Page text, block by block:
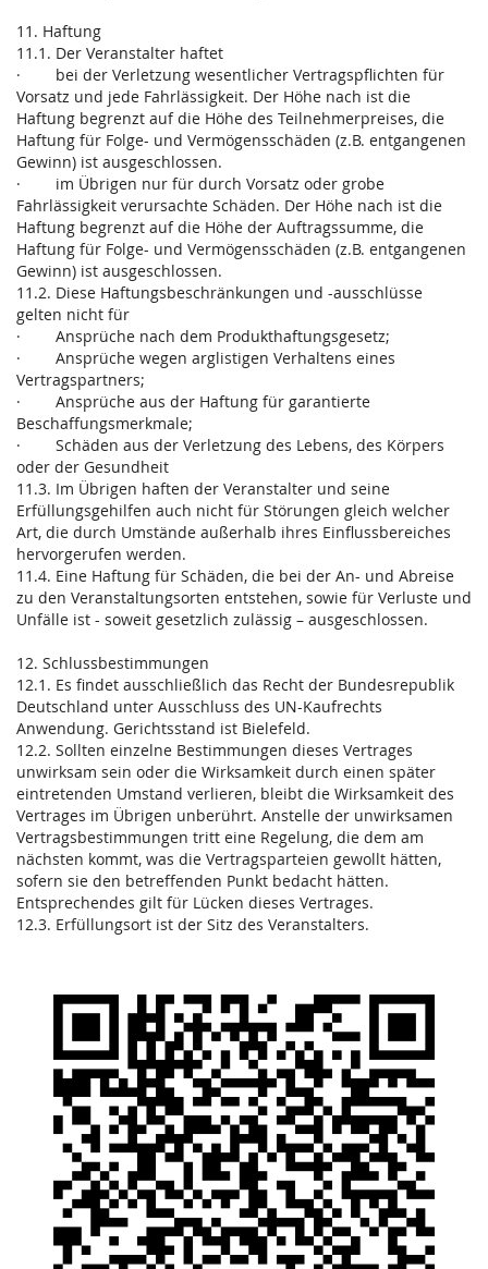
11. Haftung
11.1. Der Veranstalter haftet
· bei der Verletzung wesentlicher Vertragspflichten für
Vorsatz und jede Fahrlässigkeit. Der Höhe nach ist die
Haftung begrenzt auf die Höhe des Teilnehmerpreises, die
Haftung für Folge- und Vermögensschäden (z.B. entgangenen
Gewinn) ist ausgeschlossen.
· im Übrigen nur für durch Vorsatz oder grobe
Fahrlässigkeit verursachte Schäden. Der Höhe nach ist die
Haftung begrenzt auf die Höhe der Auftragssumme, die
Haftung für Folge- und Vermögensschäden (z.B. entgangenen
Gewinn) ist ausgeschlossen.
11.2. Diese Haftungsbeschränkungen und -ausschlüsse
gelten nicht für
· Ansprüche nach dem Produkthaftungsgesetz;
· Ansprüche wegen arglistigen Verhaltens eines
Vertragspartners;
· Ansprüche aus der Haftung für garantierte
Beschaffungsmerkmale;
· Schäden aus der Verletzung des Lebens, des Körpers
oder der Gesundheit
11.3. Im Übrigen haften der Veranstalter und seine
Erfüllungsgehilfen auch nicht für Störungen gleich welcher
Art, die durch Umstände außerhalb ihres Einflussbereiches
hervorgerufen werden.
11.4. Eine Haftung für Schäden, die bei der An- und Abreise
zu den Veranstaltungsorten entstehen, sowie für Verluste und
Unfälle ist - soweit gesetzlich zulässig – ausgeschlossen.
12. Schlussbestimmungen
12.1. Es findet ausschließlich das Recht der Bundesrepublik
Deutschland unter Ausschluss des UN-Kaufrechts
Anwendung. Gerichtsstand ist Bielefeld.
12.2. Sollten einzelne Bestimmungen dieses Vertrages
unwirksam sein oder die Wirksamkeit durch einen später
eintretenden Umstand verlieren, bleibt die Wirksamkeit des
Vertrages im Übrigen unberührt. Anstelle der unwirksamen
Vertragsbestimmungen tritt eine Regelung, die dem am
nächsten kommt, was die Vertragsparteien gewollt hätten,
sofern sie den betreffenden Punkt bedacht hätten.
Entsprechendes gilt für Lücken dieses Vertrages.
12.3. Erfüllungsort ist der Sitz des Veranstalters.